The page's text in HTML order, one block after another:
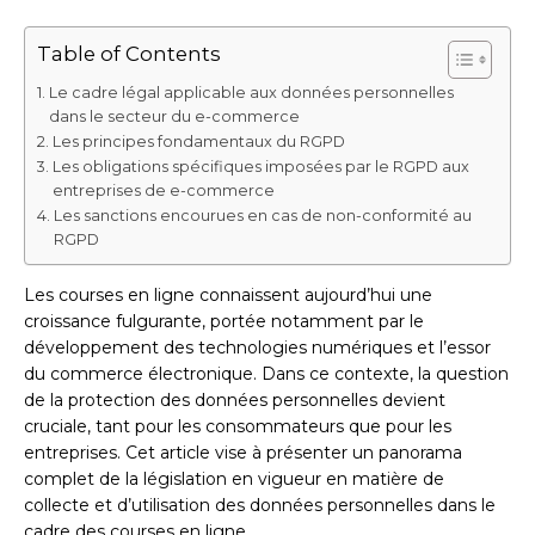
Table of Contents
Le cadre légal applicable aux données personnelles
dans le secteur du e-commerce
Les principes fondamentaux du RGPD
Les obligations spécifiques imposées par le RGPD aux
entreprises de e-commerce
Les sanctions encourues en cas de non-conformité au
RGPD
Les courses en ligne connaissent aujourd’hui une
croissance fulgurante, portée notamment par le
développement des technologies numériques et l’essor
du commerce électronique. Dans ce contexte, la question
de la protection des données personnelles devient
cruciale, tant pour les consommateurs que pour les
entreprises. Cet article vise à présenter un panorama
complet de la législation en vigueur en matière de
collecte et d’utilisation des données personnelles dans le